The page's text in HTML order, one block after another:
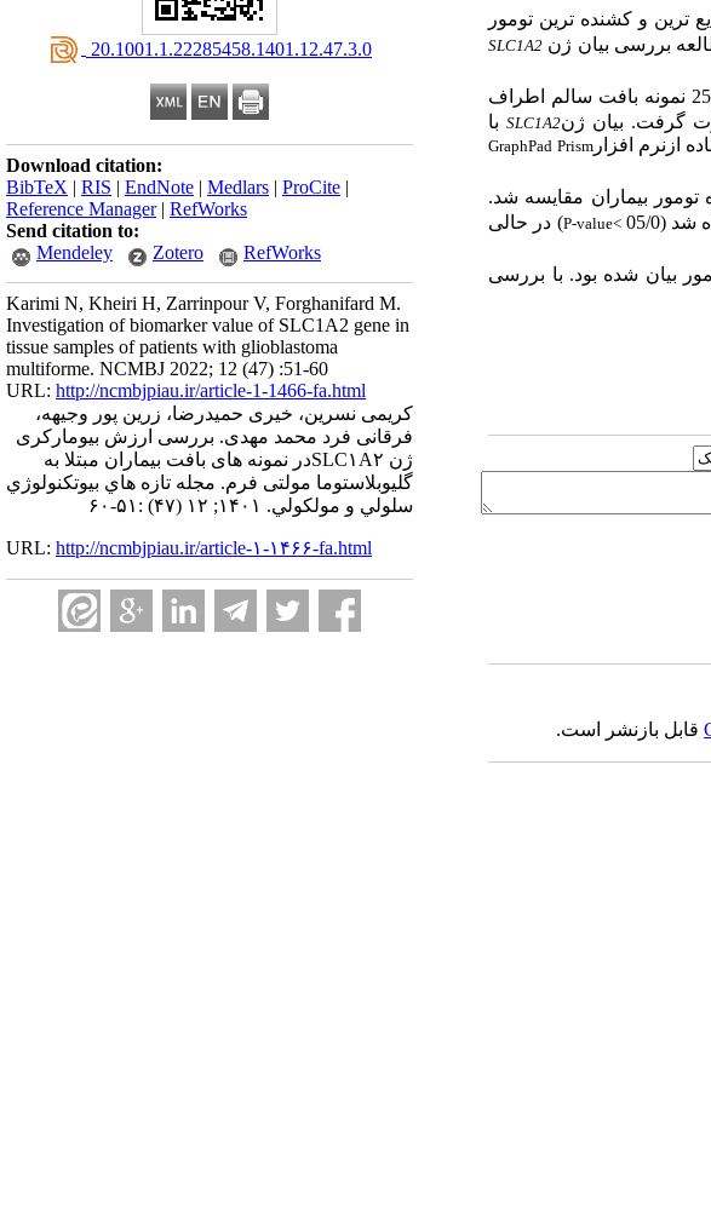
‎ 20.1001.1.22285458.1401.12.47.3.0
Download citation:
BibTeX | RIS | EndNote | Medlars | ProCite |
Reference Manager| RefWorks
Send citation to:
Mendeley
Zotero RefWorks
Karimi N, Kheiri H, Zarrinpour V, Forghanifard M.
Investigation of biomarker value of SLC1A2 gene in
tissue samples of patients with glioblastoma
multiforme. NCMBJ 2022; 12 (47) :51-60
URL: http://ncmbjpiau.ir/article-1-1466-fa.html
کریمی نسرین، خیری حمیدرضا، زرین پور وجیهه،
فرقانی فرد محمد مهدی. بررسی ارزش بیومارکری
ژن SLC۱A۲در نمونه های بافت بیماران مبتلا به
گلیوبلاستوما مولتی فرم. مجله تازه هاي بيوتكنولوژي
سلولي و مولكولي. ۱۴۰۱; ۱۲ (۴۷) :۵۱-۶۰
URL: http://ncmbjpiau.ir/article-۱-۱۴۶۶-fa.html
ترین و کشنده ترین تومور
بررسی بیان ژن SLC1A2
25 نمونه بافت مبتلا به گلیوبلاستوما مولتی فرم بیماری و 25 نمونه بافت سالم اطراف
گرفت. بیان ژنSLC1A2با
ازنرم افزارGraphPad Prism
تومور بیماران مقایسه شد.
05/0
P-value˂) در حالی
بیان شده بود. با بررسی
قابل بازنشر است.